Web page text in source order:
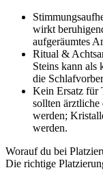
wirkt
aufgeräumtes
Ritual &
Steins kann als
die
Kein Ersatz für
sollten ärztliche
werden;
werden.
Worauf du bei
Die richtige